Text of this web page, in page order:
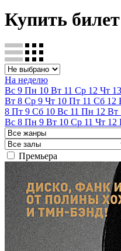
Купить билет
На неделю
Вс 9 Пн 10 Вт 11 Ср 12 Чт 13
Вт 8 Ср 9 Чт 10 Пт 11 Сб 12
8 Пт 9 Сб 10 Вс 11 Пн 12 Вт
Вс 8 Пн 9 Вт 10 Ср 11 Чт 12
Премьера